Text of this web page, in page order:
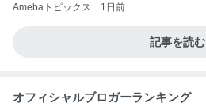
Amebaトピックス 1日前
記事を読む
オフィシャルブロガーランキング